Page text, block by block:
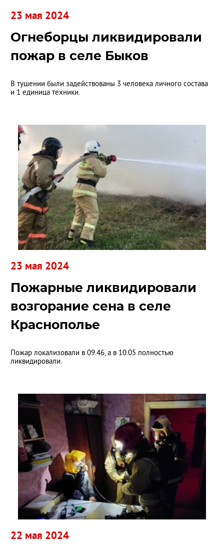
Огнеборцы ликвидировали
пожар в селе Быков
В тушении были задействованы 3 человека личного состава
и 1 единица техники.
23 мая 2024
Пожарные ликвидировали
возгорание сена в селе
Краснополье
Пожар локализовали в 09.46, а в 10.05 полностью
ликвидировали.
23 мая 2024
22 мая 2024